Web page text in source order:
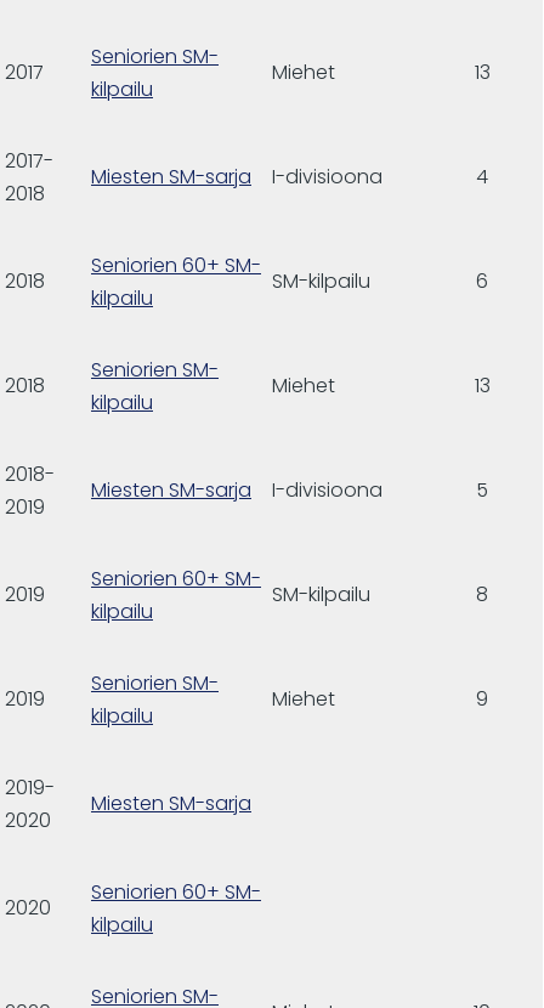
2017
Seniorien SM-
kilpailu
Miehet 13
2017-
2018
Miesten SM-sarja I-divisioona 4
2018
Seniorien 60+ SM-
kilpailu
SM-kilpailu 6
2018
Seniorien SM-
kilpailu
Miehet 13
2018-
2019
Miesten SM-sarja I-divisioona 5
2019
Seniorien 60+ SM-
kilpailu
SM-kilpailu 8
2019
Seniorien SM-
kilpailu
Miehet 9
2019-
2020
Miesten SM-sarja
2020
Seniorien 60+ SM-
kilpailu
Seniorien SM-